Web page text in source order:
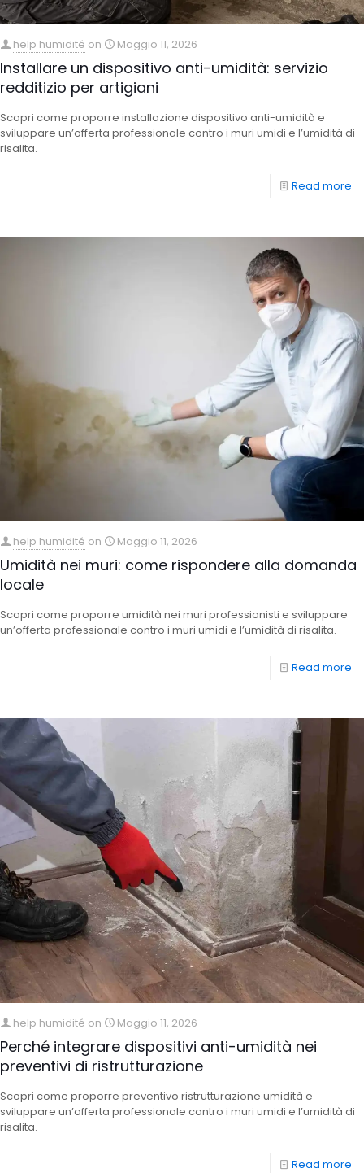
help humidité on Maggio 11, 2026
Installare un dispositivo anti-umidità: servizio
redditizio per artigiani
Scopri come proporre installazione dispositivo anti-umidità e
sviluppare un’offerta professionale contro i muri umidi e l’umidità di
risalita.
Read more
help humidité on Maggio 11, 2026
Umidità nei muri: come rispondere alla domanda
locale
Scopri come proporre umidità nei muri professionisti e sviluppare
un’offerta professionale contro i muri umidi e l’umidità di risalita.
Read more
help humidité on Maggio 11, 2026
Perché integrare dispositivi anti-umidità nei
preventivi di ristrutturazione
Scopri come proporre preventivo ristrutturazione umidità e
sviluppare un’offerta professionale contro i muri umidi e l’umidità di
risalita.
Read more